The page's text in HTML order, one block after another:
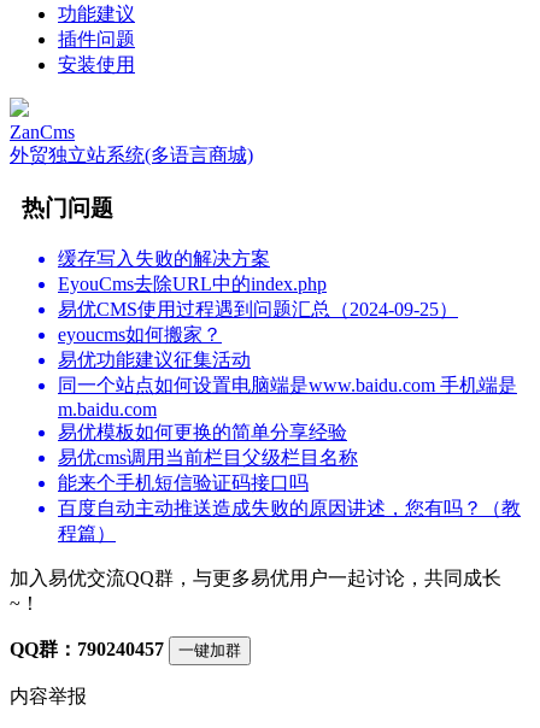
功能建议
插件问题
安装使用
ZanCms
外贸独立站系统(多语言商城)
热门问题
缓存写入失败的解决方案
EyouCms去除URL中的index.php
易优CMS使用过程遇到问题汇总（2024-09-25）
eyoucms如何搬家？
易优功能建议征集活动
同一个站点如何设置电脑端是www.baidu.com 手机端是
m.baidu.com
易优模板如何更换的简单分享经验
易优cms调用当前栏目父级栏目名称
能来个手机短信验证码接口吗
百度自动主动推送造成失败的原因讲述，您有吗？（教
程篇）
加入易优交流QQ群，与更多易优用户一起讨论，共同成长
~！
QQ群：790240457 一键加群
内容举报